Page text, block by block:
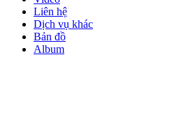
Liên hệ
Dịch vụ khác
Bản đồ
Album